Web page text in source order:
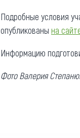
Подробные условия
опубликованы на
Информацию
Фото Валерия